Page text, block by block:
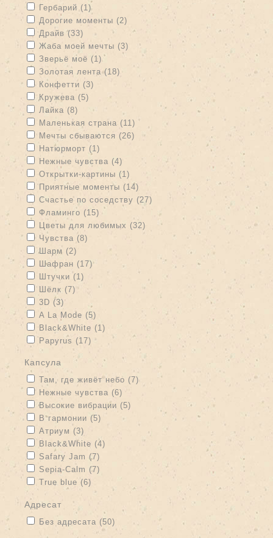
Apply Гербарий filter
Гербарий (1)
Apply Дорогие моменты filter
Дорогие моменты (2) Apply Дорогие моменты filter
Apply Драйв filter
Драйв (33) Apply Драйв filter
Apply Жаба моей мечты filter
Жаба моей мечты (3) Apply Жаба моей мечты filter
Apply Зверьё моё filter
Зверьё моё (1) Apply Зверьё моё filter
Apply Золотая лента filter
Золотая лента (18) Apply Золотая лента filter
Apply Конфетти filter
Конфетти (3) Apply Конфетти filter
Apply Кружева filter
Кружева (5) Apply Кружева filter
Apply Лайка filter
Лайка (8) Apply Лайка filter
Apply Маленькая страна filter
Маленькая страна (11) Apply Маленькая страна filter
Apply Мечты сбываются filter
Мечты сбываются (26) Apply Мечты сбываются filter
Apply Натюрморт filter
Натюрморт (1) Apply Натюрморт filter
Apply Нежные чувства filter
Нежные чувства (4) Apply Нежные чувства filter
Apply Открытки-картины filter
Открытки-картины (1)
Apply Приятные моменты filter
Приятные моменты (14) Apply Приятные моменты filter
Apply Счастье по соседству filter
Счастье по соседству (27) Apply Счастье по соседству
Apply Фламинго filter
Фламинго (15) Apply Фламинго filter
Apply Цветы для любимых filter
Цветы для любимых (32) Apply Цветы для любимых
Apply Чувства filter
Чувства (8) Apply Чувства filter
Apply Шарм filter
Шарм (2) Apply Шарм filter
Apply Шафран filter
Шафран (17)Apply Шафран filter
Apply Штучки filter
Штучки (1) Apply Штучки filter
Apply Шёлк filter
Шёлк (7) Apply Шёлк filter
Apply 3D filter
3D (3)
Apply A La Mode filter
A La Mode (5) Apply A La Mode filter
Apply Black&White filter
Black&White (1)
Apply Papyrus filter
Papyrus (17) Apply Papyrus filter
капсула
Apply Там, где живёт небо filter
Там, где живёт небо (7) Apply Там, где живёт небо filter
Apply Нежные чувства filter
Нежные чувства (6) Apply Нежные чувства filter
Apply Высокие вибрации filter
Высокие вибрации (5) Apply Высокие вибрации filter
Apply В гармонии filter
В гармонии (5) Apply В гармонии filter
Apply Атриум filter
Атриум (3) Apply Атриум filter
Apply Black&White filter
Black&White (4) Apply Black&White filter
Apply Safary Jam filter
Safary Jam (7)
Apply Sepia-Calm filter
Sepia-Calm (7) Apply Sepia-Calm filter
Apply True blue filter
True blue (6)
адресат
Apply Без адресата filter
Без адресата (50) Apply Без адресата filter